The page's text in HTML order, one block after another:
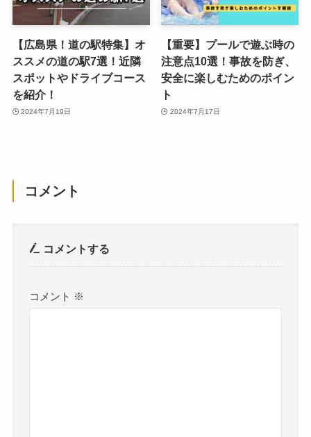
【広島県！道の駅特集】オ
ススメの道の駅7選！近隣
スポットやドライブコース
を紹介！
2024年7月19日
【重要】プールで遊ぶ時の
注意点10選！事故を防ぎ、
安全に楽しむためのポイン
ト
2024年7月17日
コメント
コメントする
コメント ※